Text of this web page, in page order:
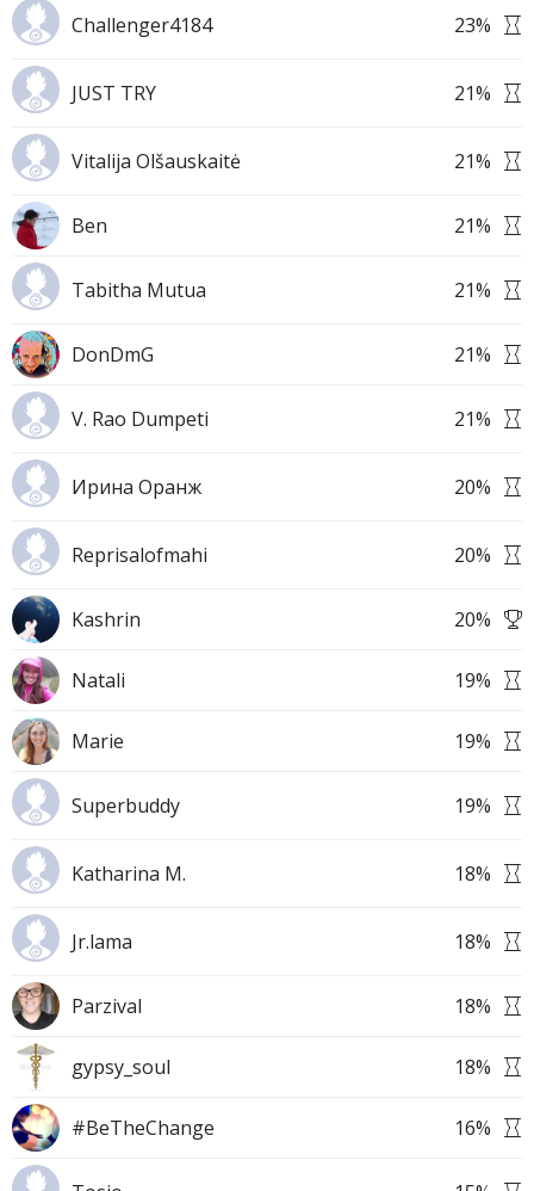
Challenger4184 23%
JUST TRY 21%
Vitalija Olšauskaitė 21%
Ben 21%
Tabitha Mutua 21%
DonDmG 21%
V. Rao Dumpeti 21%
Ирина Оранж 20%
Reprisalofmahi 20%
Kashrin 20%
Natali 19%
Marie 19%
Superbuddy 19%
Katharina M. 18%
Jr.lama 18%
Parzival 18%
gypsy_soul 18%
#BeTheChange 16%